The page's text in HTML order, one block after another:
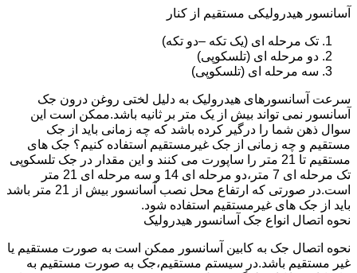
آسانسور هیدرولیکی مستقیم از کنار
تک مرحله ای (یک تکه –دو تکه)
دو مرحله ای (تلسکوپی)
سه مرحله ای (تلسکوپی)
سرعت آسانسورهای هیدرولیک به دلیل لختی روغن درون جک
آسانسور نمی تواند بیش از یک متر بر ثانیه باشد.ممکن است این
سوال ذهن شما را درگیر کرده باشد که چه زمانی باید از جک
مستقیم و چه زمانی از جک غیرمستقیم استفاده کنیم؟ جک های
مستقیم تا 21 متر را ساپورت می کنند و این مقدار در جک تلسکوپی
تک مرحله ای 7 متر،دو مرحله ای 14 و سه مرحله ای 21 متر
است.در صورتی که ارتفاع محل نصب آسانسور بیش از 21 متر باشد
باید از جک های غیرمستقیم استفاده شود.
نحوه اتصال انواع جک آسانسور هیدرولیک
نحوه اتصال جک به کابین آسانسور ممکن است به صورت مستقیم یا
غیر مستقیم باشد.در سیستم مستقیم،جک به صورت مستقیم به